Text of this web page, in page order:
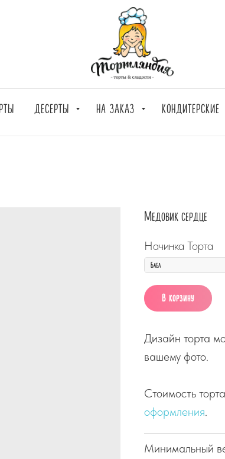
ДЕСЕРТЫ НА ЗАКАЗ КОНДИТЕРСКИЕ
Медовик сердце
Начинка Торта
В корзину
Дизайн торта
вашему фото.
Стоимость
оформления.
Минимальный